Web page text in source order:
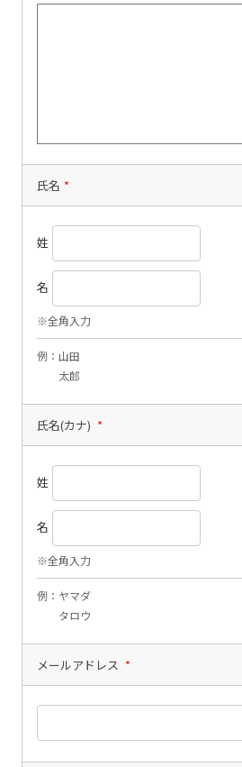
氏名 *
姓
名
※全角入力
例：山田
太郎
氏名(カナ) *
姓
名
※全角入力
例：ヤマダ
タロウ
メールアドレス *